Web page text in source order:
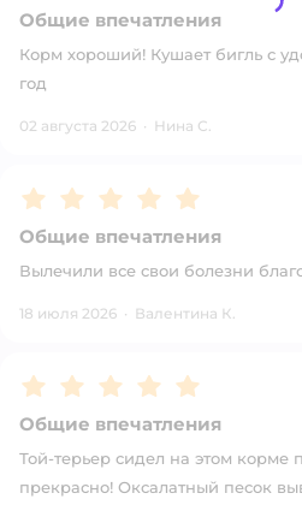
Общие впечатления
Корм хороший! Кушает бигль с
год
02 августа 2026 · Нина С.
Рейтинг:5
Общие впечатления
Вылечили все свои болезни
18 июля 2026 · Валентина К.
Рейтинг:5
Общие впечатления
Той-терьер сидел на этом корме
прекрасно! Оксалатный песок